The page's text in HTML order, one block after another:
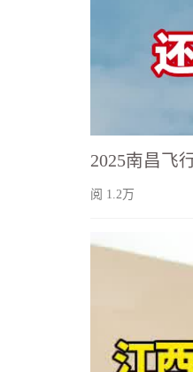
2025南昌飞
阅 1.2万